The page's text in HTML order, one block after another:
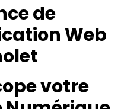
de
Web
votre